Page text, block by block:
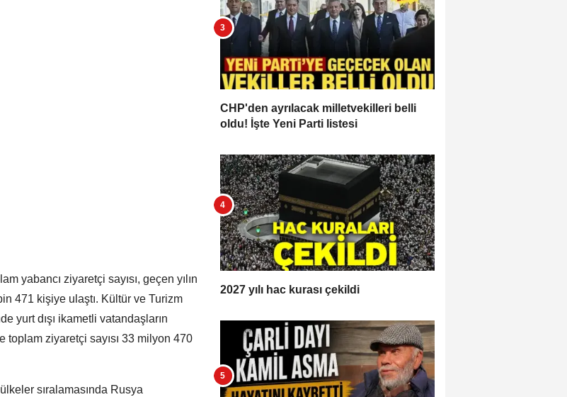
yabancı ziyaretçi sayısı, geçen yılın
471 kişiye ulaştı. Kültür ve Turizm
yurt dışı ikametli vatandaşların
toplam ziyaretçi sayısı 33 milyon 470
sıralamasında Rusya
CHP'den ayrılacak milletvekilleri belli
oldu! İşte Yeni Parti listesi
2027 yılı hac kurası çekildi